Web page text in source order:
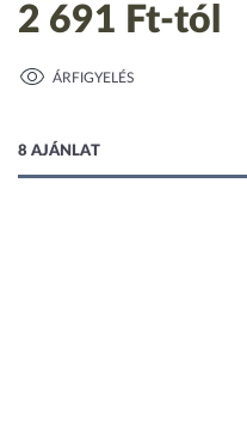
2 691 Ft-tól
ÁRFIGYELÉS
8 AJÁNLAT